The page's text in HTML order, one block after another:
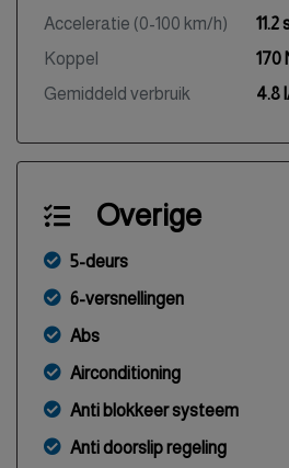
Acceleratie (0-100 km/h)
Koppel
170
Gemiddeld verbruik
4.8
Overige
5-deurs
6-versnellingen
Abs
Airconditioning
Anti blokkeer systeem
Anti doorslip regeling